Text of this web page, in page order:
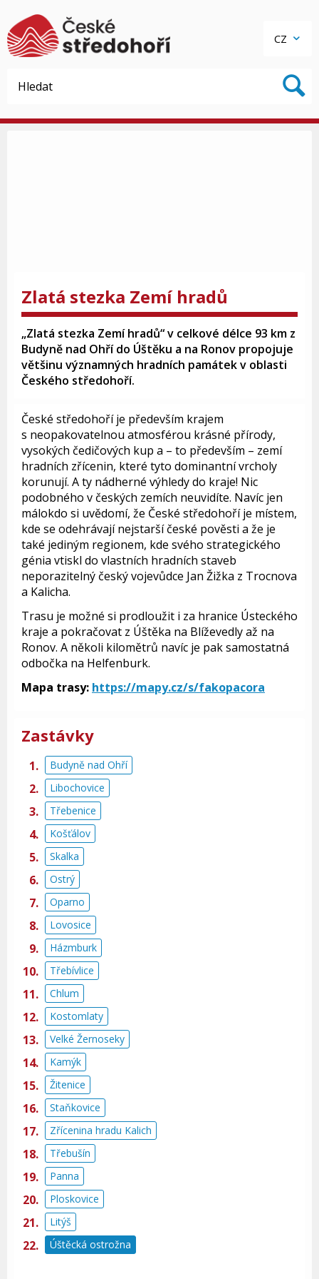
CZ
Zlatá stezka Zemí hradů
„Zlatá stezka Zemí hradů“ v celkové délce 93 km z
Budyně nad Ohří do Úštěku a na Ronov propojuje
většinu významných hradních památek v oblasti
Českého středohoří.
České středohoří je především krajem
s neopakovatelnou atmosférou krásné přírody,
vysokých čedičových kup a – to především – zemí
hradních zřícenin, které tyto dominantní vrcholy
korunují. A ty nádherné výhledy do kraje! Nic
podobného v českých zemích neuvidíte. Navíc jen
málokdo si uvědomí, že České středohoří je místem,
kde se odehrávají nejstarší české pověsti a že je
také jediným regionem, kde svého strategického
génia vtiskl do vlastních hradních staveb
neporazitelný český vojevůdce Jan Žižka z Trocnova
a Kalicha.
Trasu je možné si prodloužit i za hranice Ústeckého
kraje a pokračovat z Úštěka na Blíževedly až na
Ronov. A několi kilomětrů navíc je pak samostatná
odbočka na Helfenburk.
Mapa trasy: https://mapy.cz/s/fakopacora
Zastávky
Budyně nad Ohří
Libochovice
Třebenice
Košťálov
Skalka
Ostrý
Oparno
Lovosice
Házmburk
Třebívlice
Chlum
Kostomlaty
Velké Žernoseky
Kamýk
Žitenice
Staňkovice
Zřícenina hradu Kalich
Třebušín
Panna
Ploskovice
Litýš
Úštěcká ostrožna